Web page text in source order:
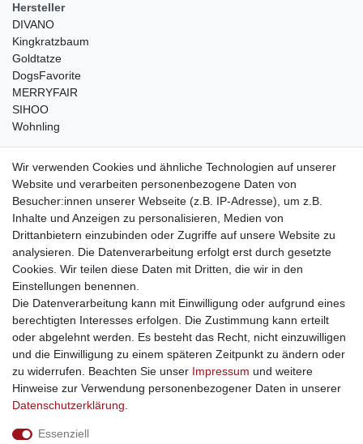
Hersteller
DIVANO
Kingkratzbaum
Goldtatze
DogsFavorite
MERRYFAIR
SIHOO
Wohnling
weitere Shops
traumlampen- Lampen und Kronleuchter
kinderwagencenter- Exklusive und günstige Kinderwagen
gastrogeraete24- alles für Gastronomie und Imbiss
soziale Medien
Facebook
sicher einkaufen
Sichere Bestellung und Zahlung via SSL Verschlüsselung
Wir verwenden Cookies und ähnliche Technologien auf unserer
Website und verarbeiten personenbezogene Daten von
Besucher:innen unserer Webseite (z.B. IP-Adresse), um z.B.
Inhalte und Anzeigen zu personalisieren, Medien von
Drittanbietern einzubinden oder Zugriffe auf unsere Website zu
analysieren. Die Datenverarbeitung erfolgt erst durch gesetzte
Cookies. Wir teilen diese Daten mit Dritten, die wir in den
Einstellungen benennen.
Die Datenverarbeitung kann mit Einwilligung oder aufgrund eines
berechtigten Interesses erfolgen. Die Zustimmung kann erteilt
oder abgelehnt werden. Es besteht das Recht, nicht einzuwilligen
und die Einwilligung zu einem späteren Zeitpunkt zu ändern oder
zu widerrufen. Beachten Sie unser Impressum und weitere
Hinweise zur Verwendung personenbezogener Daten in unserer
Daten­schutz­erklärung
Essenziell